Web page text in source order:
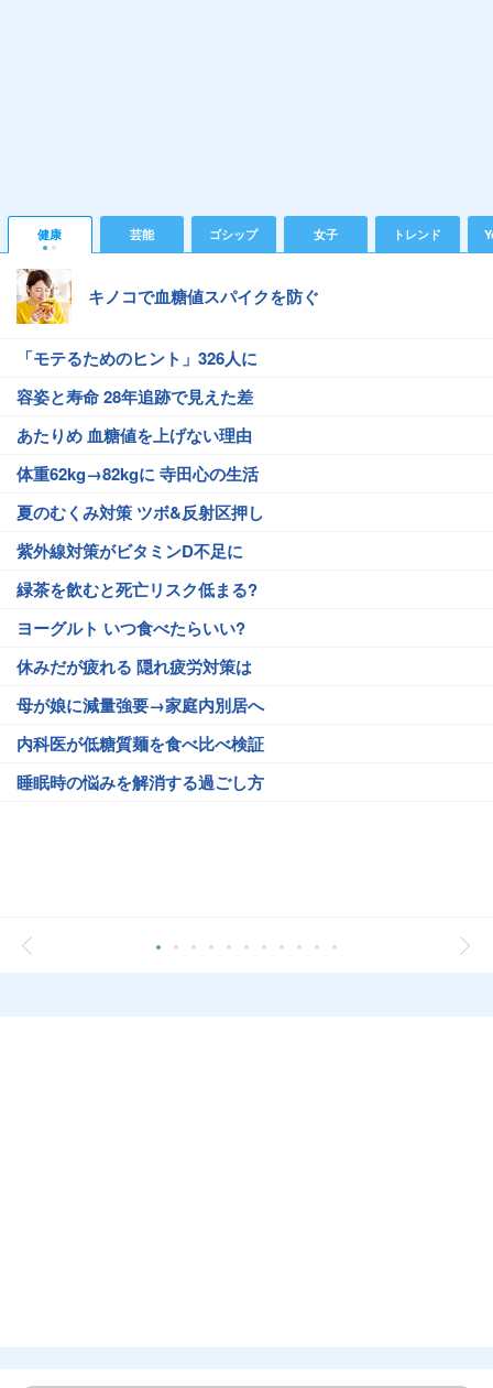
健康 芸能 ゴシップ 女子 トレンド
キノコで血糖値スパイクを防ぐ
「モテるためのヒント」326人に
容姿と寿命 28年追跡で見えた差
あたりめ 血糖値を上げない理由
体重62kg→82kgに 寺田心の生活
夏のむくみ対策 ツボ&反射区押し
紫外線対策がビタミンD不足に
緑茶を飲むと死亡リスク低まる?
ヨーグルト いつ食べたらいい?
休みだが疲れる 隠れ疲労対策は
母が娘に減量強要→家庭内別居へ
内科医が低糖質麺を食べ比べ検証
睡眠時の悩みを解消する過ごし方